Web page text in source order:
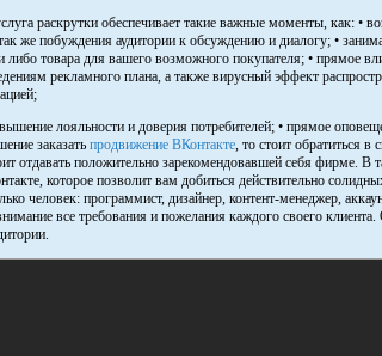
раскрутки обеспечивает такие важные моменты, как: •
же побуждения аудитории к обсуждению и диалогу; •
либо товара для вашего возможного покупателя; • прямое
рекламного плана, а также вирусный эффект
лояльности и доверия потребителей; • прямое
заказать продвижение ВКонтакте, то стоит обратиться
отдавать положительно зарекомендовавшей себя фирме. В
которое позволит вам добиться действительно
человек: программист, дизайнер, контент-менеджер,
все требования и пожелания каждого своего